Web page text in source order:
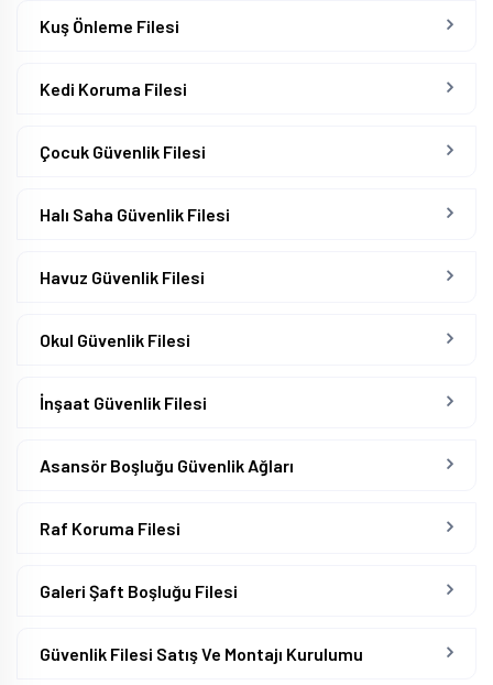
Kuş Önleme Filesi
Kedi Koruma Filesi
Çocuk Güvenlik Filesi
Halı Saha Güvenlik Filesi
Havuz Güvenlik Filesi
Okul Güvenlik Filesi
İnşaat Güvenlik Filesi
Asansör Boşluğu Güvenlik Ağları
Raf Koruma Filesi
Galeri Şaft Boşluğu Filesi
Güvenlik Filesi Satış Ve Montajı Kurulumu